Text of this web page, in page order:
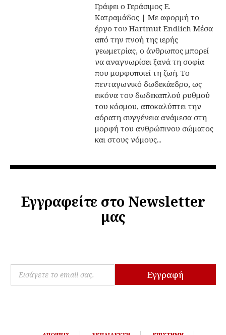
Γράφει ο Γεράσιμος Ε.
Κατραμάδος | Με αφορμή το
έργο του Hartmut Endlich Μέσα
από την πνοή της ιερής
γεωμετρίας, ο άνθρωπος μπορεί
να αναγνωρίσει ξανά τη σοφία
που μορφοποιεί τη ζωή. Το
πενταγωνικό δωδεκάεδρο, ως
εικόνα του δωδεκαπλού ρυθμού
του κόσμου, αποκαλύπτει την
αόρατη συγγένεια ανάμεσα στη
μορφή του ανθρώπινου σώματος
και στους νόμους...
Εγγραφείτε στο Newsletter
μας
E
a
Εγγραφή